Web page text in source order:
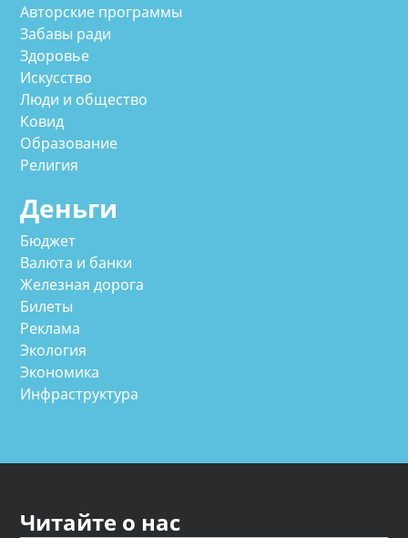
Авторские программы
Забавы ради
Здоровье
Искусство
Люди и общество
Ковид
Образование
Религия
Деньги
Бюджет
Валюта и банки
Железная дорога
Билеты
Реклама
Экология
Экономика
Инфраструктура
Читайте о нас